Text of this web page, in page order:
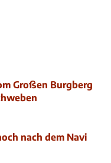
Großen Burgberg
nach dem Navi